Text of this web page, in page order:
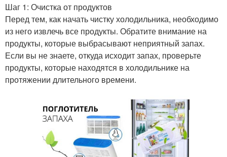
Шаг 1: Очистка от продуктов
Перед тем, как начать чистку холодильника, необходимо
из него извлечь все продукты. Обратите внимание на
продукты, которые выбрасывают неприятный запах.
Если вы не знаете, откуда исходит запах, проверьте
продукты, которые находятся в холодильнике на
протяжении длительного времени.